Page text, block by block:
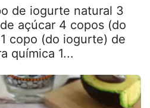
de iogurte natural 3
açúcar 4 copos (do
copo (do iogurte) de
química 1...